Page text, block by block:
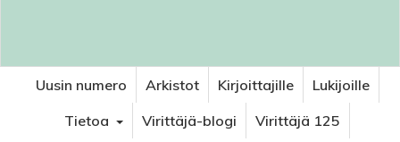
Uusin numero Arkistot Kirjoittajille
Lukijoille
Tietoa
Virittäjä-blogi
Virittäjä 125